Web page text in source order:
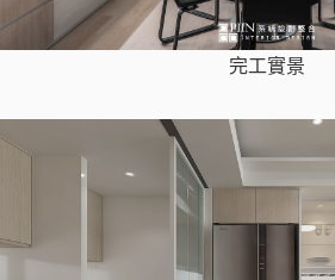
完工實景